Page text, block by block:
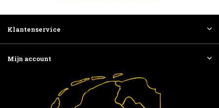
Klantenservice
Mijn account